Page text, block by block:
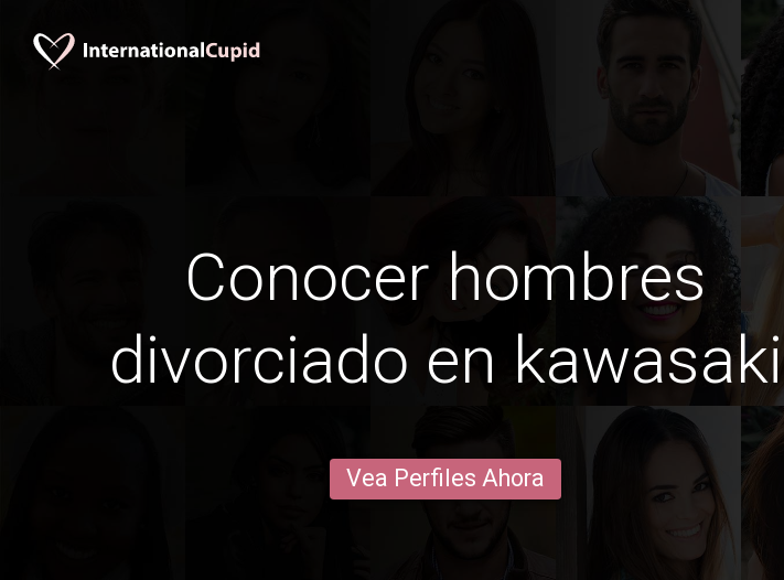
Conocer hombres
divorciado en kawasaki
Vea Perfiles Ahora